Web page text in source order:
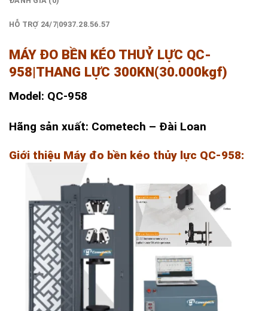
HỖ TRỢ 24/7|0937.28.56.57
MÁY ĐO BỀN KÉO THUỶ LỰC QC-
958|THANG LỰC 300KN(30.000kgf)
Model: QC-958
Hãng sản xuất: Cometech – Đài Loan
Giới thiệu Máy đo bền kéo thủy lực QC-958: